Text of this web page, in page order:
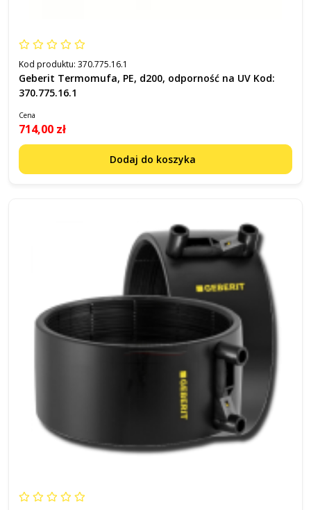
Kod produktu: 370.775.16.1
Geberit Termomufa, PE, d200, odporność na UV Kod:
370.775.16.1
Cena
714,00 zł
Dodaj do koszyka